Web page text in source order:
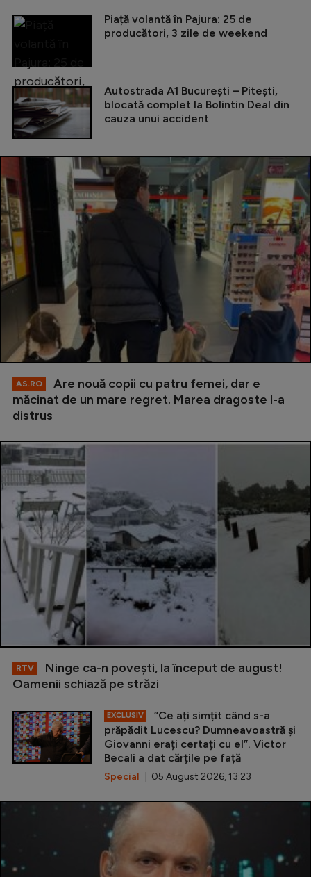
Piață volantă în Pajura: 25 de
producători, 3 zile de weekend
Autostrada A1 București – Pitești,
blocată complet la Bolintin Deal din
cauza unui accident
AS.RO
Are nouă copii cu patru femei, dar e
măcinat de un mare regret. Marea dragoste l-a
distrus
RTV
Ninge ca-n povești, la început de august!
Oamenii schiază pe străzi
EXCLUSIV
”Ce ați simțit când s-a
prăpădit Lucescu? Dumneavoastră și
Giovanni erați certați cu el”. Victor
Becali a dat cărțile pe față
Special | 05 August 2026, 13:23